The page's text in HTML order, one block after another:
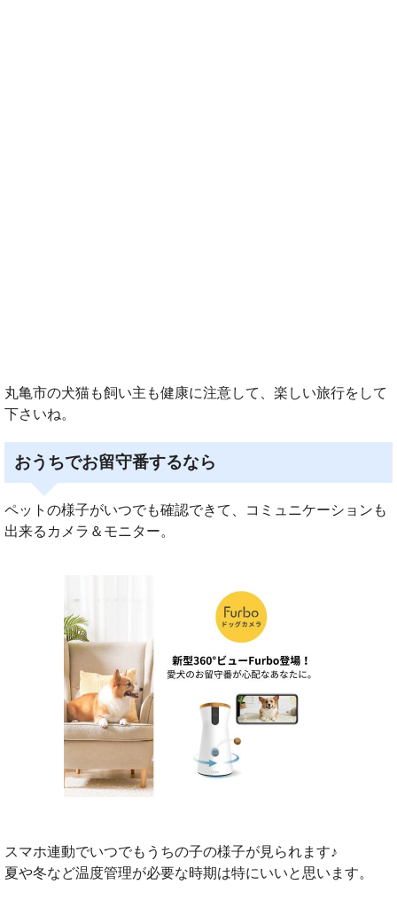
丸亀市の犬猫も飼い主も健康に注意して、楽しい旅行をして
下さいね。
おうちでお留守番するなら
ペットの様子がいつでも確認できて、コミュニケーションも
出来るカメラ＆モニター。
スマホ連動でいつでもうちの子の様子が見られます♪
夏や冬など温度管理が必要な時期は特にいいと思います。